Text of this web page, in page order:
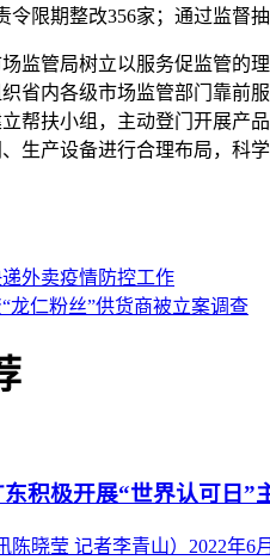
令限期整改356家；通过监督
监管局树立以服务促监管的
省内各级市场监管部门靠前
帮扶小组，主动登门开展产
生产设备进行合理布局，科
外卖疫情防控工作
龙仁粉丝”供货商被立案调查
积极开展“世界认可日”
陈晓莹 记者李青山）2022年